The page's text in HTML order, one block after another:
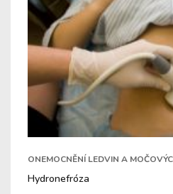
ONEMOCNĚNÍ LEDVIN A
Hydronefróza